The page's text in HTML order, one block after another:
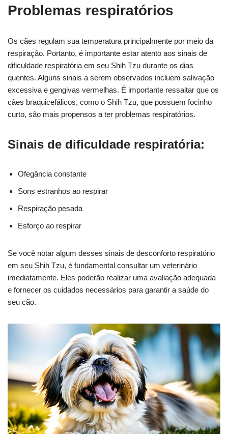
Problemas respiratórios
Os cães regulam sua temperatura principalmente por meio da
respiração. Portanto, é importante estar atento aos sinais de
dificuldade respiratória em seu Shih Tzu durante os dias
quentes. Alguns sinais a serem observados incluem salivação
excessiva e gengivas vermelhas. É importante ressaltar que os
cães braquicefálicos, como o Shih Tzu, que possuem focinho
curto, são mais propensos a ter problemas respiratórios.
Sinais de dificuldade respiratória:
Ofegância constante
Sons estranhos ao respirar
Respiração pesada
Esforço ao respirar
Se você notar algum desses sinais de desconforto respiratório
em seu Shih Tzu, é fundamental consultar um veterinário
imediatamente. Eles poderão realizar uma avaliação adequada
e fornecer os cuidados necessários para garantir a saúde do
seu cão.